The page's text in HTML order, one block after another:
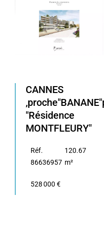
CANNES
"Résidence
MONTFLEURY"
Réf.
86636957
120.67
m²
528 000 €